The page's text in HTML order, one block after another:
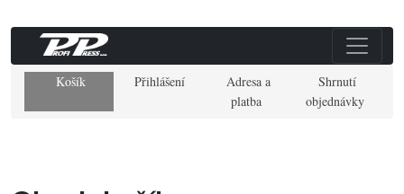
Košík Přihlášení
Adresa a
platba
Shrnutí
objednávky